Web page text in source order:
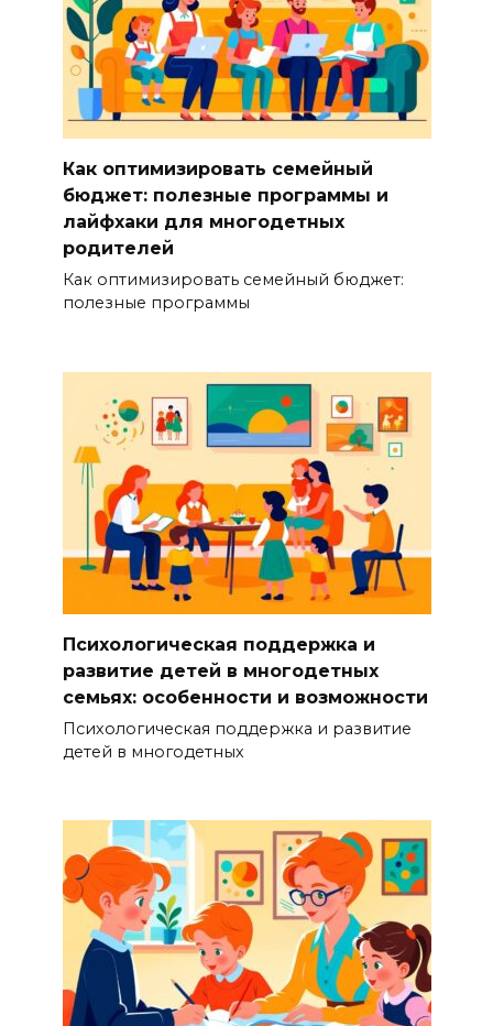
Как оптимизировать семейный
бюджет: полезные программы и
лайфхаки для многодетных
родителей
Как оптимизировать семейный бюджет:
полезные программы
Психологическая поддержка и
развитие детей в многодетных
семьях: особенности и возможности
Психологическая поддержка и развитие
детей в многодетных